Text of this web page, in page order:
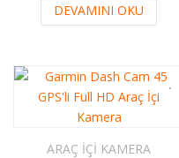
DEVAMINI OKU
ARAÇ İÇI KAMERA